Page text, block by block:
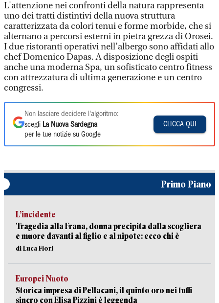
L'attenzione nei confronti della natura rappresenta
uno dei tratti distintivi della nuova struttura
caratterizzata da colori tenui e forme morbide, che si
alternano a percorsi esterni in pietra grezza di Orosei.
I due ristoranti operativi nell’albergo sono affidati allo
chef Domenico Dapas. A disposizione degli ospiti
anche una moderna Spa, un sofisticato centro fitness
con attrezzatura di ultima generazione e un centro
congressi.
Non lasciare decidere l'algoritmo:
scegli La Nuova Sardegna
per le tue notizie su Google
CLICCA QUI
Primo Piano
L’incidente
Tragedia alla Frana, donna precipita dalla scogliera
e muore davanti al figlio e al nipote: ecco chi è
di Luca Fiori
Europei Nuoto
Storica impresa di Pellacani, il quinto oro nei tuffi
sincro con Elisa Pizzini è leggenda